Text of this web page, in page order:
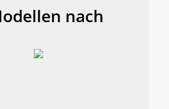
nach